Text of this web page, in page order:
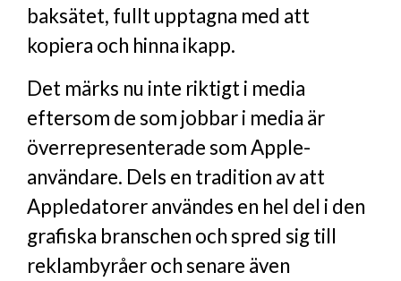
baksätet, fullt upptagna med att
kopiera och hinna ikapp.
Det märks nu inte riktigt i media
eftersom de som jobbar i media är
överrepresenterade som Apple-
användare. Dels en tradition av att
Appledatorer användes en hel del i den
grafiska branschen och spred sig till
reklambyråer och senare även